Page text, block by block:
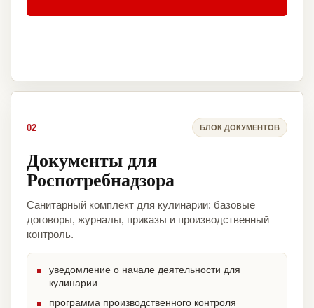
02 БЛОК ДОКУМЕНТОВ
Документы для
Роспотребнадзора
Санитарный комплект для кулинарии: базовые
договоры, журналы, приказы и производственный
контроль.
уведомление о начале деятельности для
кулинарии
программа производственного контроля